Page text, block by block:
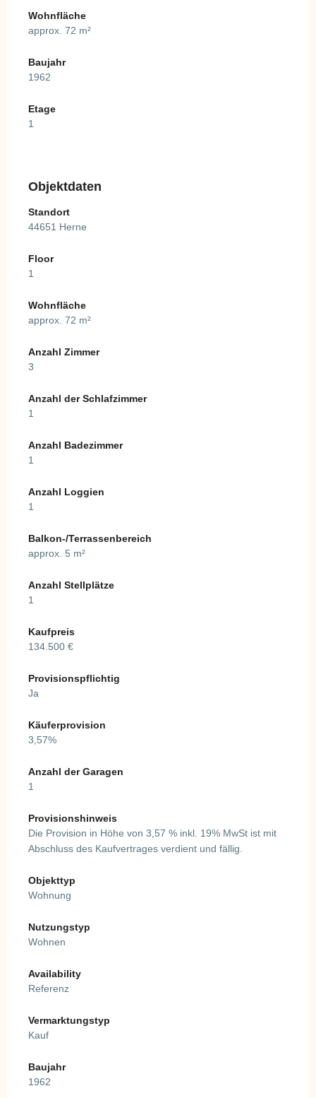
Wohnfläche
approx. 72 m²
Baujahr
1962
Etage
1
Objektdaten
Standort
44651 Herne
Floor
1
Wohnfläche
approx. 72 m²
Anzahl Zimmer
3
Anzahl der Schlafzimmer
1
Anzahl Badezimmer
1
Anzahl Loggien
1
Balkon-/Terrassenbereich
approx. 5 m²
Anzahl Stellplätze
1
Kaufpreis
134.500 €
Provisionspflichtig
Ja
Käuferprovision
3,57%
Anzahl der Garagen
1
Provisionshinweis
Die Provision in Höhe von 3,57 % inkl. 19% MwSt ist mit
Abschluss des Kaufvertrages verdient und fällig.
Objekttyp
Wohnung
Nutzungstyp
Wohnen
Availability
Referenz
Vermarktungstyp
Kauf
Baujahr
1962